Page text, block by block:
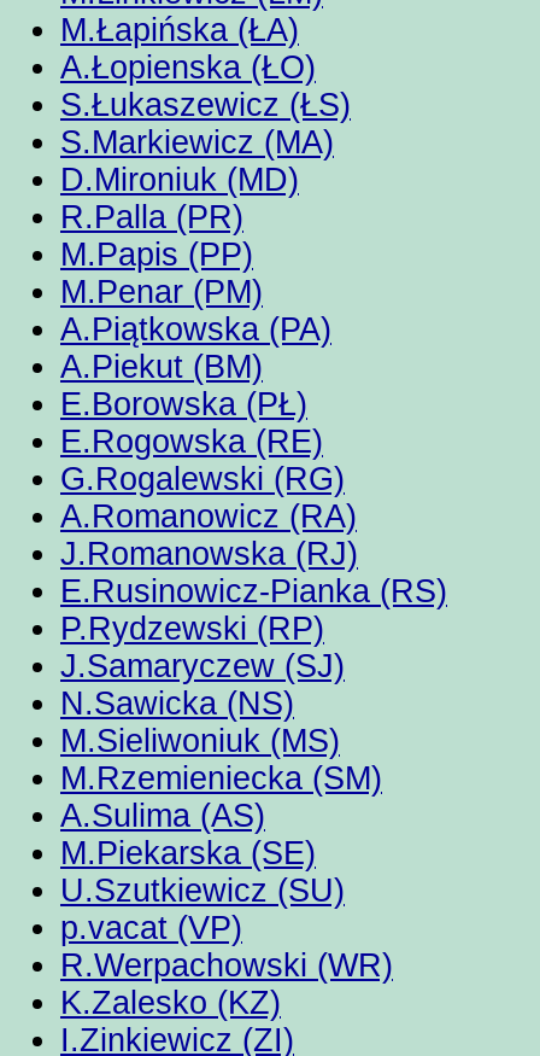
M.Łapińska (ŁA)
A.Łopienska (ŁO)
S.Łukaszewicz (ŁS)
S.Markiewicz (MA)
D.Mironiuk (MD)
R.Palla (PR)
M.Papis (PP)
M.Penar (PM)
A.Piątkowska (PA)
A.Piekut (BM)
E.Borowska (PŁ)
E.Rogowska (RE)
G.Rogalewski (RG)
A.Romanowicz (RA)
J.Romanowska (RJ)
E.Rusinowicz-Pianka (RS)
P.Rydzewski (RP)
J.Samaryczew (SJ)
N.Sawicka (NS)
M.Sieliwoniuk (MS)
M.Rzemieniecka (SM)
A.Sulima (AS)
M.Piekarska (SE)
U.Szutkiewicz (SU)
p.vacat (VP)
R.Werpachowski (WR)
K.Zalesko (KZ)
I.Zinkiewicz (ZI)